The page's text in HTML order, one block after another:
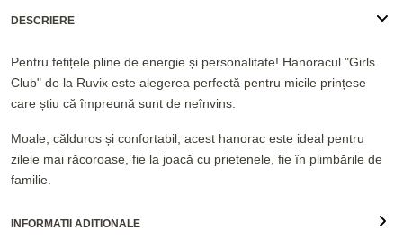
DESCRIERE
Pentru fetițele pline de energie și personalitate! Hanoracul "Girls
Club" de la Ruvix este alegerea perfectă pentru micile prințese
care știu că împreună sunt de neînvins.
Moale, călduros și confortabil, acest hanorac este ideal pentru
zilele mai răcoroase, fie la joacă cu prietenele, fie în plimbările de
familie.
INFORMATII ADITIONALE